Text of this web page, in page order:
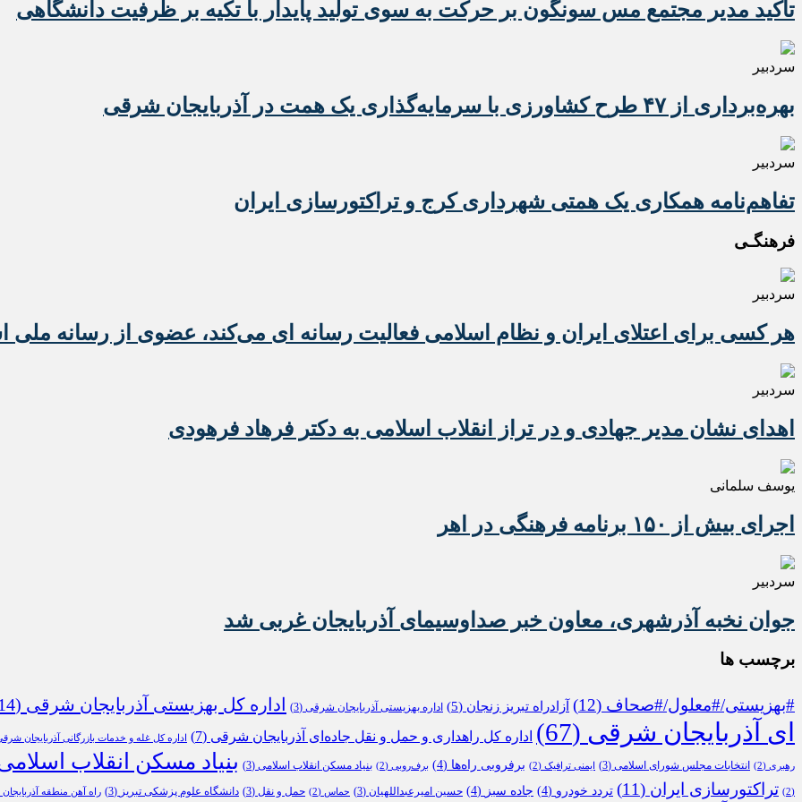
تأکید مدیر مجتمع مس سونگون بر حرکت به سوی تولید پایدار با تکیه بر ظرفیت دانشگاهی
سردبیر
بهره‌برداری از ۴۷ طرح کشاورزی با سرمایه‌گذاری یک همت در آذربایجان شرقی
سردبیر
تفاهم‌نامه همکاری یک همتی شهرداری کرج و تراکتورسازی ایران
فرهنگـی
سردبیر
هر کسی برای اعتلای ایران و نظام اسلامی فعالیت رسانه ای می‌کند، عضوی از رسانه
سردبیر
اهدای نشان مدیر جهادی و در تراز انقلاب اسلامی به دکتر فرهاد فرهودی
یوسف سلمانی
اجرای بیش از ۱۵۰ برنامه فرهنگی در اهر
سردبیر
جوان نخبه آذرشهری، معاون خبر صداوسیمای آذربایجان غربی شد
برچسب ها
#بهزیستی/#معلول/#صحاف (12) آزادراه تبریز زنجان (5) اداره بهزیستی آذربایجان شرقی (3) اداره کل بهزیستی آذربایجان شرقی (14)
ای آذربایجان شرقی (67) اداره کل راهداری و حمل و نقل جاده‌ای آذربایجان شرقی (7) اداره کل غله و خدمات بازرگانی آذربایجان
رهبری (2) انتخابات مجلس شورای اسلامی (3) ایمنی ترافیک (2) برفروبی راه‌ها (4) برف‌روبی (2) بنیاد مسکن انقلاب اسلامی (3) بنیاد مسکن انقلاب
(2) تراکتورسازی ایران (11) تردد خودرو (4) جاده سبز (4) حسین امیرعبداللهیان (3) حماس (2) حمل و نقل (3) دانشگاه علوم پزشکی تبریز (3) راه آهن منطقه آذربایجان